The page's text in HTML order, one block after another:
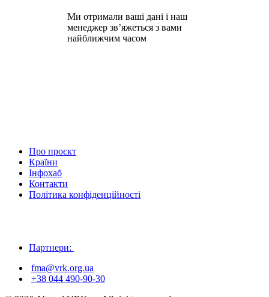
Ми отримали ваші дані і наш
менеджер зв’яжеться з вами
найближчим часом
Про проєкт
Країни
Інфохаб
Контакти
Політика конфіденційності
Партнери:
fma@vrk.org.ua
+38 044 490-90-30